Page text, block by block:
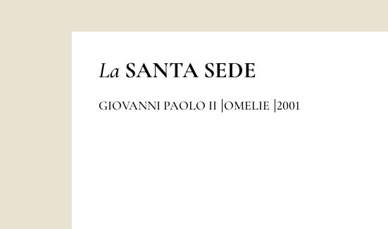
La SANTA SEDE
GIOVANNI PAOLO II OMELIE 2001